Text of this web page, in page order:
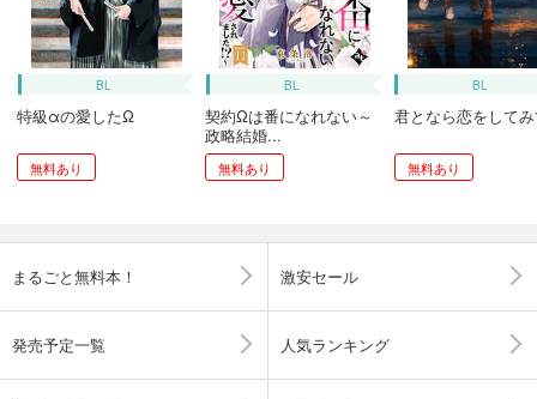
BL
特級αの愛したΩ
無料あり
BL
契約Ωは番になれない～
政略結婚...
無料あり
BL
君となら恋をして
無料あり
まるごと無料本！ 激安セール
発売予定一覧 人気ランキング